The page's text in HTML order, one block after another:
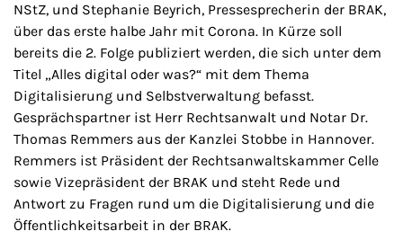
NStZ, und Stephanie Beyrich, Pressesprecherin der BRAK,
über das erste halbe Jahr mit Corona. In Kürze soll
bereits die 2. Folge publiziert werden, die sich unter dem
Titel „Alles digital oder was?“ mit dem Thema
Digitalisierung und Selbstverwaltung befasst.
Gesprächspartner ist Herr Rechtsanwalt und Notar Dr.
Thomas Remmers aus der Kanzlei Stobbe in Hannover.
Remmers ist Präsident der Rechtsanwaltskammer Celle
sowie Vizepräsident der BRAK und steht Rede und
Antwort zu Fragen rund um die Digitalisierung und die
Öffentlichkeitsarbeit in der BRAK.